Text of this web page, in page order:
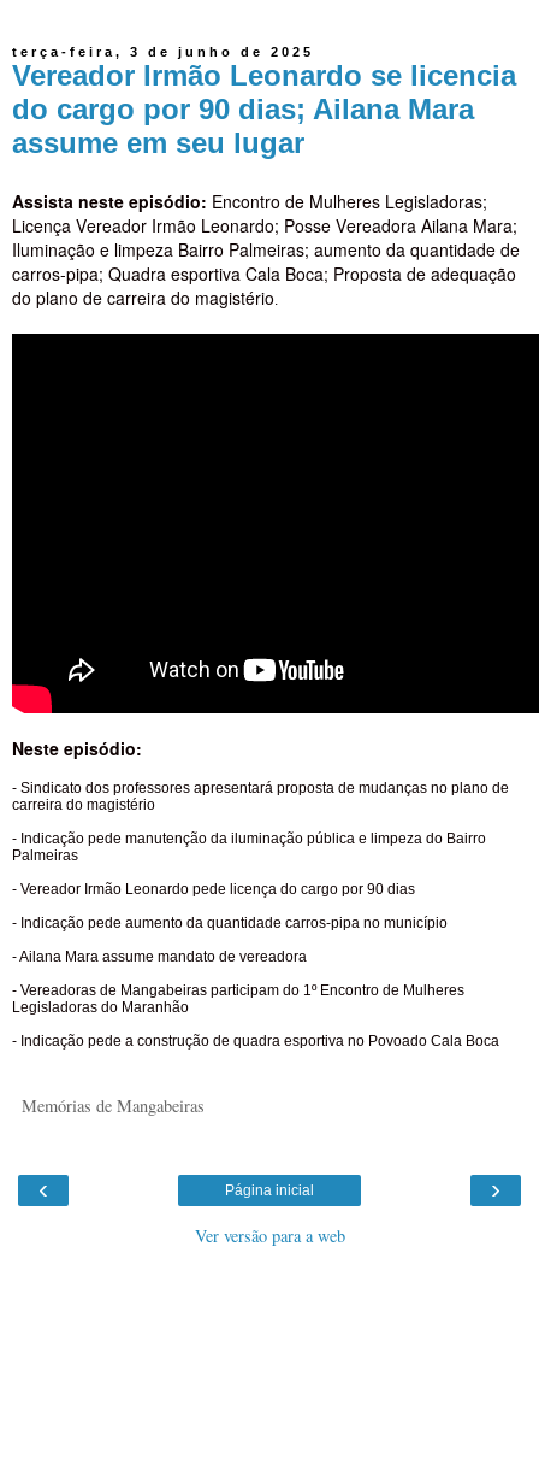
terça-feira, 3 de junho de 2025
Vereador Irmão Leonardo se licencia
do cargo por 90 dias; Ailana Mara
assume em seu lugar
Assista neste episódio: Encontro de Mulheres Legisladoras;
Licença Vereador Irmão Leonardo; Posse Vereadora Ailana Mara;
Iluminação e limpeza Bairro Palmeiras; aumento da quantidade de
carros-pipa; Quadra esportiva Cala Boca; Proposta de adequação
do plano de carreira do magistério
Neste episódio:
- Sindicato dos professores apresentará proposta de mudanças no plano de
carreira do magistério
- Indicação pede manutenção da iluminação pública e limpeza do Bairro
Palmeiras
- Vereador Irmão Leonardo pede licença do cargo por 90 dias
- Indicação pede aumento da quantidade carros-pipa no município
- Ailana Mara assume mandato de vereadora
- Vereadoras de Mangabeiras participam do 1º Encontro de Mulheres
Legisladoras do Maranhão
- Indicação pede a construção de quadra esportiva no Povoado Cala Boca
Memórias de Mangabeiras
‹ ›
Página inicial
Ver versão para a web